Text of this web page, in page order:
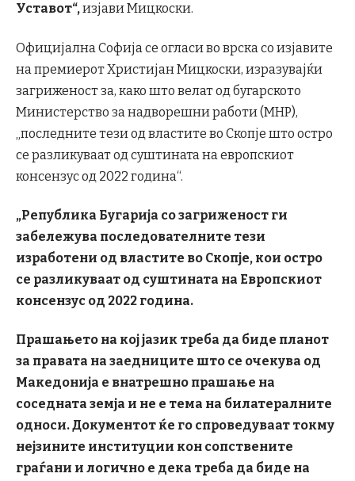
Уставот“,изјави Мицкоски.
Официјална Софија се огласи во врска со изјавите
на премиерот Христијан Мицкоски, изразувајќи
загриженост за, како што велат од бугарското
Министерство за надворешни работи (МНР),
„последните тези од властите во Скопје што остро
се разликуваат од суштината на европскиот
консензус од 2022 година“.
„Република Бугарија со загриженост ги
забележува последователните тези
изработени од властите во Скопјe, кои остро
се разликуваат од суштината на Европскиот
консензус од 2022 година.
Прашањето на кој јазик треба да биде планот
за правата на заедниците што се очекува од
Македонија е внатрешно прашање на
соседната земја и не е тема на билатералните
односи. Документот ќе го спроведуваат токму
нејзините институции кон сопствените
граѓани и логично е дека треба да биде на